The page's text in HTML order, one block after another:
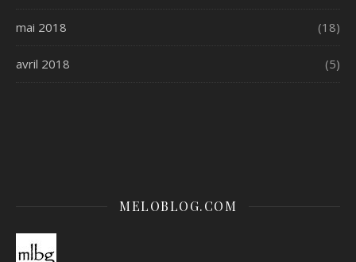
mai 2018 (18)
avril 2018 (5)
MELOBLOG.COM